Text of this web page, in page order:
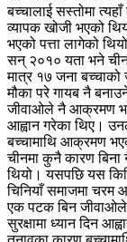
बच्चालाई सस्तोमा
व्यापक खोजी भएको
भएको पत्ता लागेको
सन् २०१० यता भने
मात्र १७ जना
मौका परे गायब नै
जीवाओले नै आक्रमण
आह्वान गरेका थिए।
बच्चामाथि आक्रमण
चीनमा कुनै कारण बिना
थियो। यसपछि यस
चिनियाँ समाजमा चरम
एक पटक बिन
सुरक्षामा ध्यान दिन